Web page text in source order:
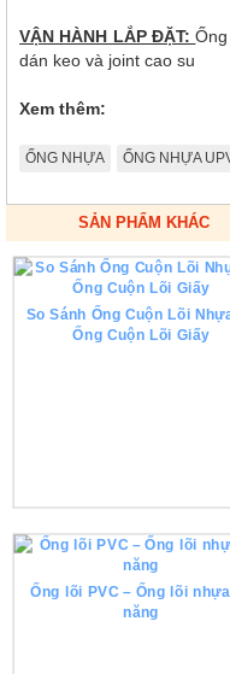
VẬN HÀNH LẮP ĐẶT:
dán keo và joint cao su
Xem thêm:
ỐNG NHỰA ỐNG NHỰA
SẢN PHẨM KHÁC
So Sánh Ống Cuộn Lõi
Ống Cuộn Lõi Giấy
Ống lõi PVC – Ống lõi
năng